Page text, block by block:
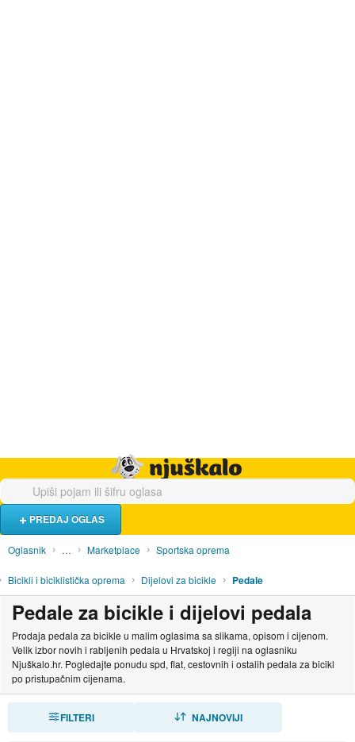
PREDAJ OGLAS
Oglasnik … Marketplace Sportska oprema
Bicikli i biciklistička oprema Dijelovi za bicikle Pedale
Pedale za bicikle i dijelovi pedala
Prodaja pedala za bicikle u malim oglasima sa slikama, opisom i cijenom.
Velik izbor novih i rabljenih pedala u Hrvatskoj i regiji na oglasniku
Njuškalo.hr. Pogledajte ponudu spd, flat, cestovnih i ostalih pedala za bicikl
po pristupačnim cijenama.
FILTERI NAJNOVIJI